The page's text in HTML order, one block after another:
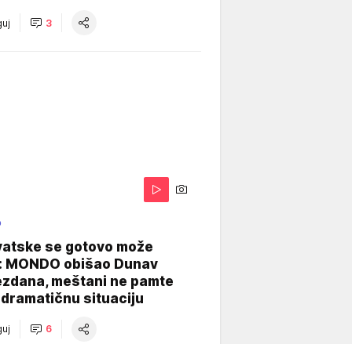
3
se gotovo može
MONDO obišao Dunav
meštani ne pamte
situaciju
6